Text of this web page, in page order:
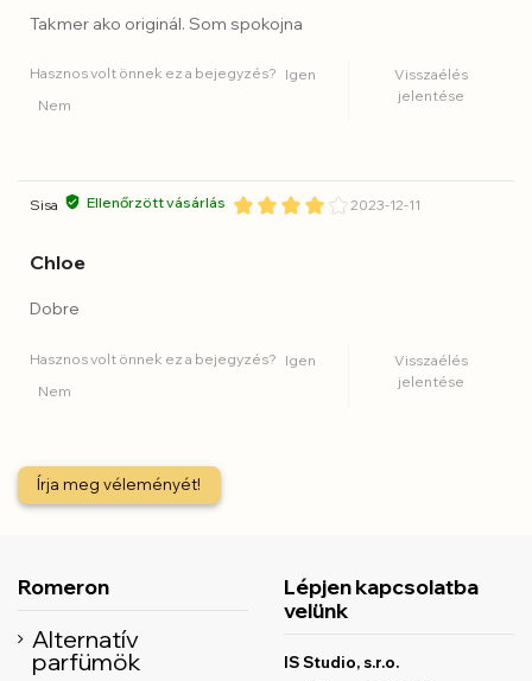
Takmer ako originál. Som spokojna
Hasznos volt önnek ez a bejegyzés? Igen
Nem
Visszaélés
jelentése
Sisa Ellenőrzött vásárlás 2023-12-11
Chloe
Dobre
Hasznos volt önnek ez a bejegyzés? Igen
Nem
Visszaélés
jelentése
Írja meg véleményét!
Romeron
Alternatív
parfümök
Lépjen kapcsolatba
velünk
IS Studio, s.r.o.